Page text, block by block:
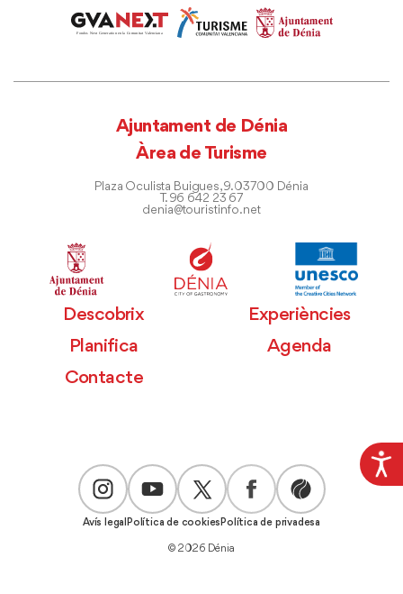
Ajuntament de Dénia
Àrea de Turisme
Plaza Oculista Buigues, 9. 03700 Dénia
T. 96 642 23 67
denia@touristinfo.net
Descobrix
Experiències
Planifica
Agenda
Contacte
Avís legal Política de cookies Política de privadesa
© 2026 Dénia